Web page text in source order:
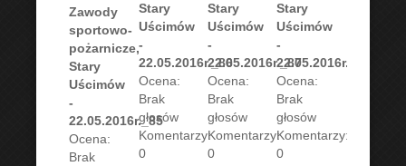
Zawody
sportowo-
pożarnicze,
Stary
Uścimów
-
22.05.2016r._85
Ocena:
Brak
Stary
Uścimów
-
22.05.2016r._86
Ocena:
Brak
głosów
Komentarzy:
0
Stary
Uścimów
-
22.05.2016r._87
Ocena:
Brak
głosów
Komentarzy:
0
Stary
Uścimów
-
22.05.2016r._88
Ocena:
Brak
głosów
Komentarzy:
0